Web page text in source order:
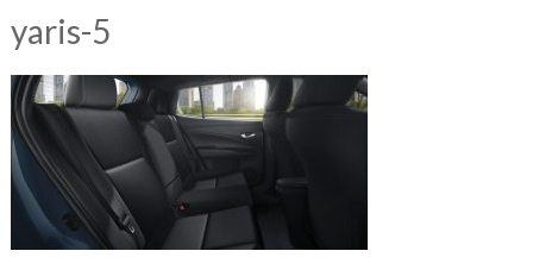
yaris-5